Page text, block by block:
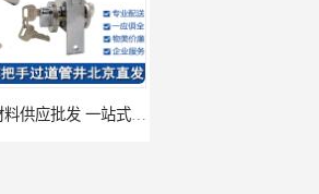
装修五金材料供应批发 一站式供应